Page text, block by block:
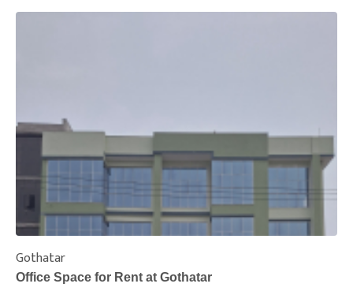
Gothatar
Office Space for Rent at Gothatar